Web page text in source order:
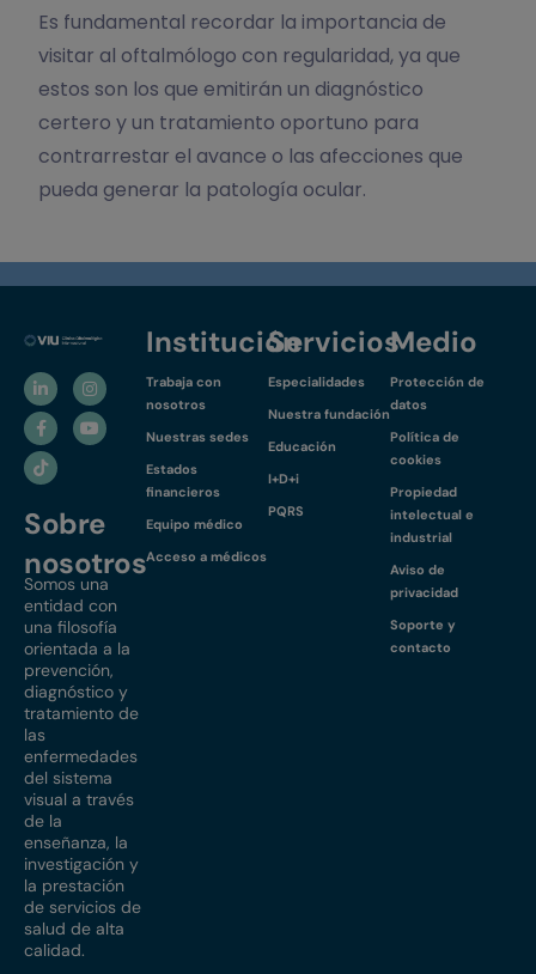
Es fundamental recordar la importancia de
visitar al oftalmólogo con regularidad, ya que
estos son los que emitirán un diagnóstico
certero y un tratamiento oportuno para
contrarrestar el avance o las afecciones que
pueda generar la patología ocular.
Sobre
nosotros
Somos una
entidad con
una filosofía
orientada a la
prevención,
diagnóstico y
tratamiento de
las
enfermedades
del sistema
visual a través
de la
enseñanza, la
investigación y
la prestación
de servicios de
salud de alta
calidad.
Institución
Trabaja con
nosotros
Nuestras sedes
Estados
financieros
Equipo médico
Acceso a médicos
Servicios
Especialidades
Nuestra fundación
Educación
I+D+i
PQRS
Medio
Protección de
datos
Política de
cookies
Propiedad
intelectual e
industrial
Aviso de
privacidad
Soporte y
contacto